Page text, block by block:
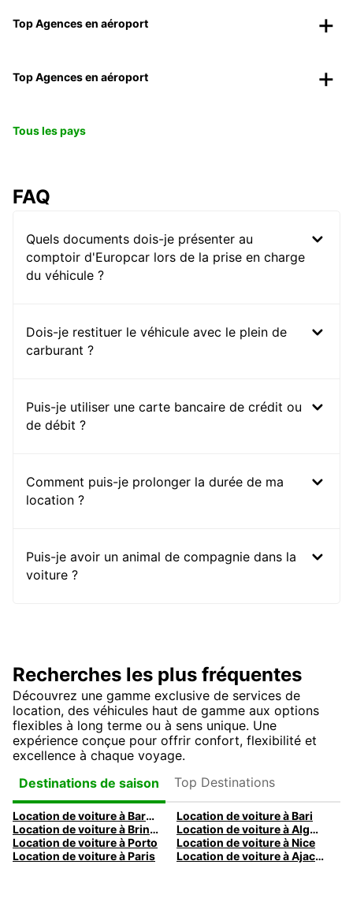
Top Agences en aéroport
Top Agences en aéroport
Tous les pays
FAQ
Quels documents dois-je présenter au
comptoir d'Europcar lors de la prise en charge
du véhicule ?
Dois-je restituer le véhicule avec le plein de
carburant ?
Puis-je utiliser une carte bancaire de crédit ou
de débit ?
Comment puis-je prolonger la durée de ma
location ?
Puis-je avoir un animal de compagnie dans la
voiture ?
Recherches les plus fréquentes
Découvrez une gamme exclusive de services de
location, des véhicules haut de gamme aux options
flexibles à long terme ou à sens unique. Une
expérience conçue pour offrir confort, flexibilité et
excellence à chaque voyage.
Destinations de saison
Top Destinations
Location de voiture à Barcelone
Location de voiture à Bari
Location de voiture à Brindisi
Location de voiture à Alghero
Location de voiture à Porto
Location de voiture à Nice
Location de voiture à Paris
Location de voiture à Ajaccio